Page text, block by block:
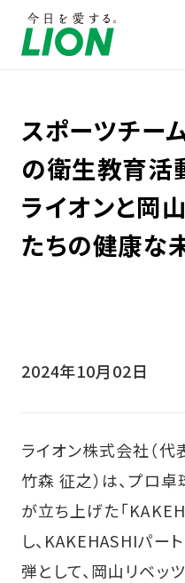
スポーツチー
の衛生教育活
ライオンと岡
たちの健康な
2024年10月02日
ライオン株式会社（
竹森 征之）は、プロ
が立ち上げた「
し、KAKEHASHIパー
弾として、岡山リベッ